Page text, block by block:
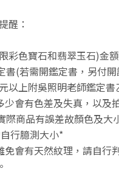
醒：
彩色寶石和翡翠玉石)金
書(若需開鑑定書，另付
以上附吳照明老師鑑定書
會有色差及失真，以及
際商品有誤差故顏色及大
行臆測大小*
會有天然紋理，請自行